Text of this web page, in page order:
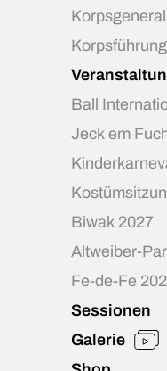
Ball
Jeck em
Biwak 2027
Altweiber-
Fe-de-Fe
Sessionen
Galerie